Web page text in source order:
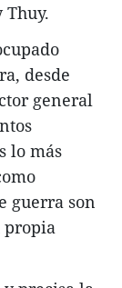
desde
general
lo más
guerra son
propia